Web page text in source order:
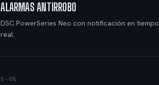
ALARMAS ANTIRROBO
DSC PowerSeries Neo con notificación en tiempo
real.
S-05